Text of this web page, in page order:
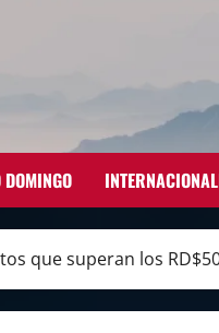
DOMINGO
que superan los